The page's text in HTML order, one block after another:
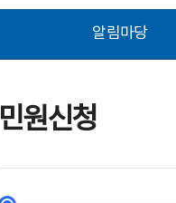
력
알림마당
민원신청